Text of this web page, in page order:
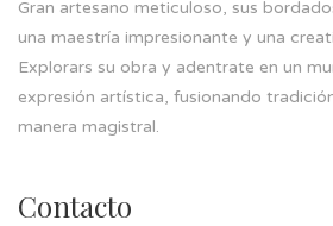
Gran artesano meticuloso, sus
una maestría impresionante y una
Explorars su obra y adentrate en un
expresión artística, fusionando
manera magistral.
Contacto